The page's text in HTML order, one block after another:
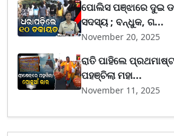
ପୋଲିସ ପଞ୍ଝାରେ ଦୁଇ
ସଦସ୍ୟ ; ବନ୍ଧୁକ, ଗ...
November 20, 2025
ରାତି ପାହିଲେ
ପହଞ୍ଚିଲା ମହା...
November 11, 2025